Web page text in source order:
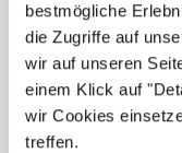
bestmögliche
die Zugriffe auf
wir auf unseren
einem Klick auf
wir Cookies
treffen.
Tanja Bellon